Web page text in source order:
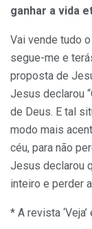
ganhar a vida
Vai vende tudo
segue-me e
proposta de
Jesus declarou
de Deus. E tal
modo mais
céu, para não
Jesus declarou
inteiro e perder
* A revista